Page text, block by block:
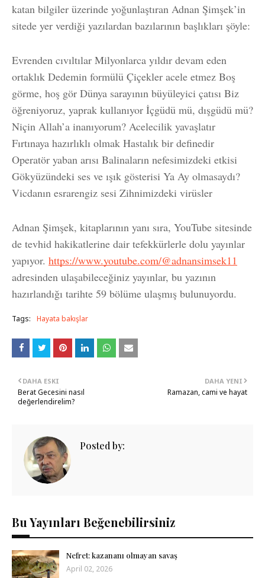
katan bilgiler üzerinde yoğunlaştıran Adnan Şimşek’in
sitede yer verdiği yazılardan bazılarının başlıkları şöyle:
Evrenden cıvıltılar Milyonlarca yıldır devam eden
ortaklık Dedemin formülü Çiçekler acele etmez Boş
görme, hoş gör Dünya sarayının büyüleyici çatısı Biz
öğreniyoruz, yaprak kullanıyor İçgüdü mü, dışgüdü mü?
Niçin Allah’a inanıyorum? Acelecilik yavaşlatır
Fırtınaya hazırlıklı olmak Hastalık bir definedir
Operatör yaban arısı Balinaların nefesimizdeki etkisi
Gökyüzündeki ses ve ışık gösterisi Ya Ay olmasaydı?
Vicdanın esrarengiz sesi Zihnimizdeki virüsler
Adnan Şimşek, kitaplarının yanı sıra, YouTube sitesinde
de tevhid hakikatlerine dair tefekkürlerle dolu yayınlar
yapıyor. https://www.youtube.com/@adnansimsek11
adresinden ulaşabileceğiniz yayınlar, bu yazının
hazırlandığı tarihte 59 bölüme ulaşmış bulunuyordu.
Tags: Hayata bakışlar
DAHA YENI
Ramazan, cami ve hayat
DAHA ESKI
Berat Gecesini nasıl
değerlendirelim?
Posted by:
Bu Yayınları Beğenebilirsiniz
Nefret: kazananı olmayan savaş
April 02, 2026